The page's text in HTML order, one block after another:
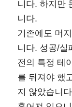
니다. 하지만
니다.
기존에도 머
니다. 성공/실
전의 특정 테
를 뒤져야 했
지 않았습니